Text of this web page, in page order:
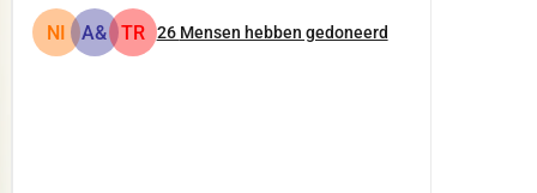
NI A& TR 26 Mensen hebben gedoneerd